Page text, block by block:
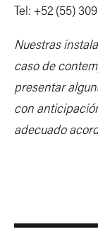
Tel: +52 (55)
Nuestras
caso de
presentar
con
adecuado